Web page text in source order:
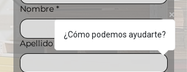
Nombre *
Apellido
¿Cómo podemos ayudarte?